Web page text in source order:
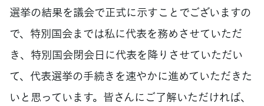
選挙の結果を議会で正式に示すことでございますの
で、特別国会までは私に代表を務めさせていただ
き、特別国会閉会日に代表を降りさせていただい
て、代表選挙の手続きを速やかに進めていただきた
いと思っています。皆さんにご了解いただければ、